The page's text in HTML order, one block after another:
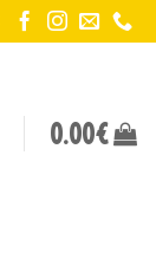
0.00€